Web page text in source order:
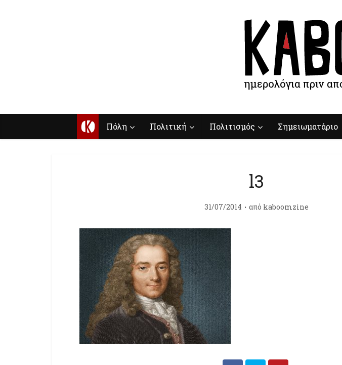
Κ Πόλη Πολιτική Πολιτισμός Σημειωματάριο
l3
31/07/2014 από kaboomzine